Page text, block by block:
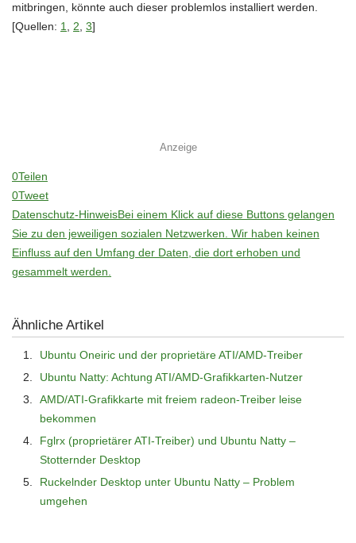
mitbringen, könnte auch dieser problemlos installiert werden.
[Quellen: 1 2 3]
Anzeige
0Teilen
0Tweet
Datenschutz-HinweisBei einem Klick auf diese Buttons gelangen
Sie zu den jeweiligen sozialen Netzwerken. Wir haben keinen
Einfluss auf den Umfang der Daten, die dort erhoben und
gesammelt werden.
Ähnliche Artikel
Ubuntu Oneiric und der proprietäre ATI/AMD-Treiber
Ubuntu Natty: Achtung ATI/AMD-Grafikkarten-Nutzer
AMD/ATI-Grafikkarte mit freiem radeon-Treiber leise
bekommen
Fglrx (proprietärer ATI-Treiber) und Ubuntu Natty –
Stotternder Desktop
Ruckelnder Desktop unter Ubuntu Natty – Problem
umgehen